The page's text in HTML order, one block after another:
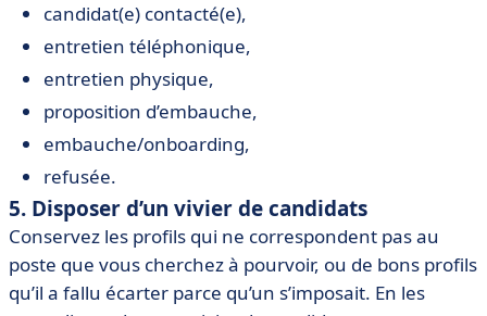
candidat(e) contacté(e),
entretien téléphonique,
entretien physique,
proposition d’embauche,
embauche/onboarding,
refusée.
5. Disposer d’un vivier de candidats
Conservez les profils qui ne correspondent pas au
poste que vous cherchez à pourvoir, ou de bons profils
qu’il a fallu écarter parce qu’un s’imposait. En les